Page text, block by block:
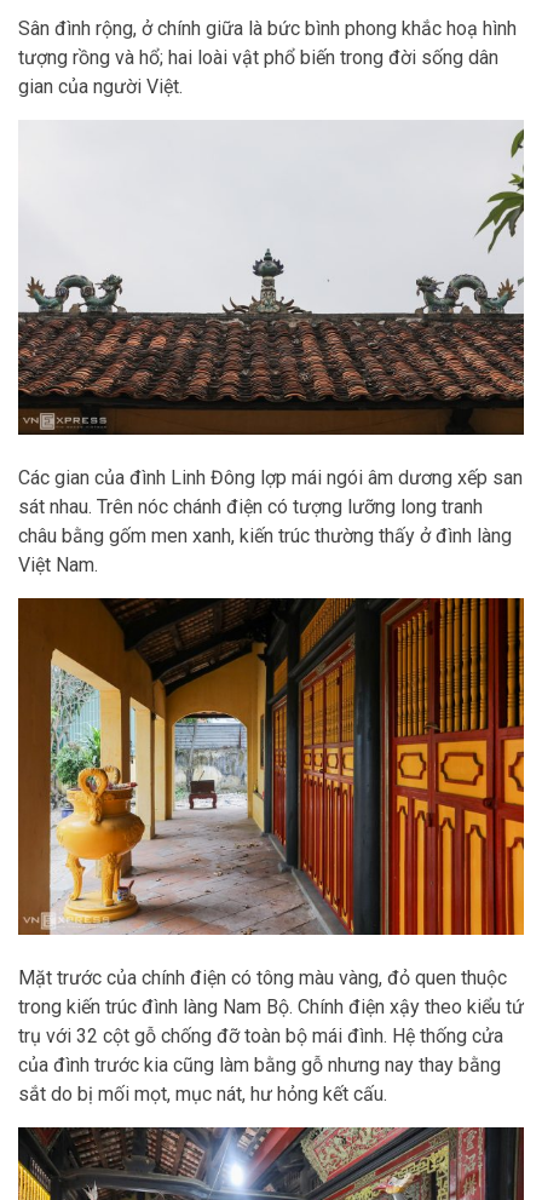
Sân đình rộng, ở chính giữa là bức bình phong khắc hoạ hình
tượng rồng và hổ; hai loài vật phổ biến trong đời sống dân
gian của người Việt.
Các gian của đình Linh Đông lợp mái ngói âm dương xếp san
sát nhau. Trên nóc chánh điện có tượng lưỡng long tranh
châu bằng gốm men xanh, kiến trúc thường thấy ở đình làng
Việt Nam.
Mặt trước của chính điện có tông màu vàng, đỏ quen thuộc
trong kiến trúc đình làng Nam Bộ. Chính điện xậy theo kiểu tứ
trụ với 32 cột gỗ chống đỡ toàn bộ mái đình. Hệ thống cửa
của đình trước kia cũng làm bằng gỗ nhưng nay thay bằng
sắt do bị mối mọt, mục nát, hư hỏng kết cấu.